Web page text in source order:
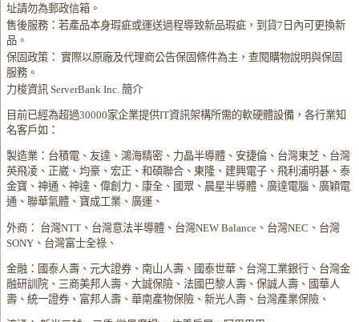
址請勿為郵政信箱。
售後服務：若產品本身瑕疵或運送過程導致新品瑕疵，到貨7日內可更換新
品。
保固政策： 實際以原廠及代理商公告保固條件為主，查閱購物說明與保固
服務。
力梭資訊 ServerBank Inc. 簡介
目前已經為超過30000家企業提供IT資訊架構所需的軟硬體設備，各行業知
名客戶如：
製造業：台積電、友達、鴻海精密、力晶半導體、安捷倫、台灣東芝、台灣
英飛凌、正崴、均豪、宏正、和碩聯合、東隆、建興電子、飛利浦明碁、泰
金寶、神通、神達、偉創力、康全、國眾、晨星半導體、廣達電腦、廣穎電
通、聯華氣體、寶成工業、廣運、
外商： 台灣NTT、台灣意法半導體、台灣NEW Balance、台灣NEC、台灣
SONY、台灣富士全祿、
金融：國泰人壽、元大證券、南山人壽、國泰世華、台灣工業銀行、台灣金
融研訓院、三商美邦人壽、大誠保險、法國巴黎人壽、保誠人壽、國華人
壽、統一證券、富邦人壽、華南產物保險、新光人壽、台灣產業保險、